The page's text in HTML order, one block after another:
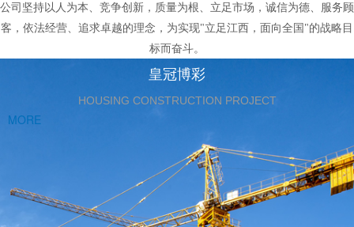
公司坚持以人为本、竞争创新，质量为根、立足市场，诚信为德、服务顾
客，依法经营、追求卓越的理念，为实现"立足江西，面向全国"的战略目
标而奋斗。
皇冠博彩
HOUSING CONSTRUCTION PROJECT
MORE